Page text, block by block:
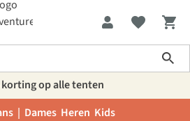
korting op alle tenten
| Dames Heren Kids